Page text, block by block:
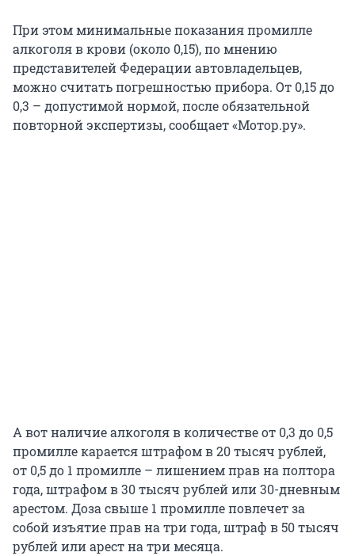
При этом минимальные показания промилле
алкоголя в крови (около 0,15), по мнению
представителей Федерации автовладельцев,
можно считать погрешностью прибора. От 0,15 до
0,3 – допустимой нормой, после обязательной
повторной экспертизы, сообщает «Мотор.ру».
А вот наличие алкоголя в количестве от 0,3 до 0,5
промилле карается штрафом в 20 тысяч рублей,
от 0,5 до 1 промилле – лишением прав на полтора
года, штрафом в 30 тысяч рублей или 30-дневным
арестом. Доза свыше 1 промилле повлечет за
собой изъятие прав на три года, штраф в 50 тысяч
рублей или арест на три месяца.